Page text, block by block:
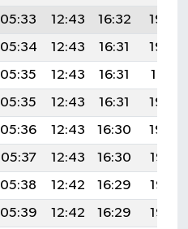
05:33 12:43 16:32
19:44
05:34 12:43 16:31
19:43
05:35 12:43 16:31
19:41
05:35 12:43 16:31
19:40
05:36 12:43 16:30
19:39
05:37 12:43 16:30
19:38
05:38 12:42 16:29
19:37
05:39 12:42 16:29
19:35